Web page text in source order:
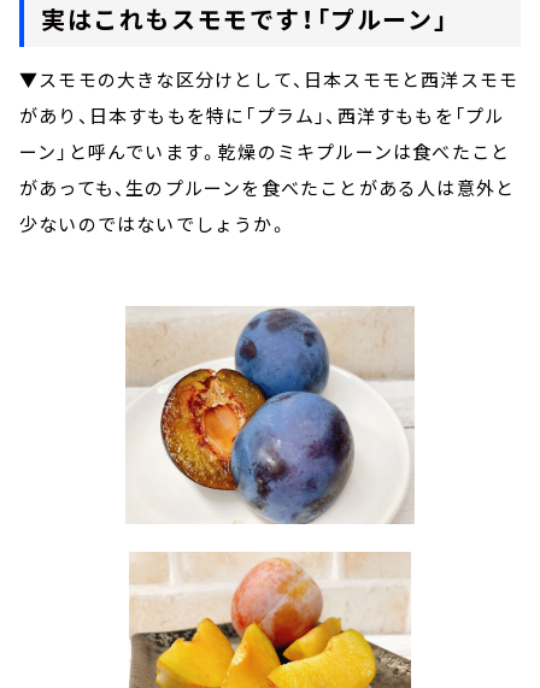
実はこれもスモモです！「プルーン」
▼スモモの大きな区分けとして、日本スモモと西洋スモモ
があり、日本すももを特に「プラム」、西洋すももを「プル
ーン」と呼んでいます。乾燥のミキプルーンは食べたこと
があっても、生のプルーンを食べたことがある人は意外と
少ないのではないでしょうか。